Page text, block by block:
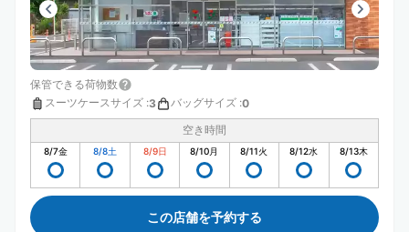
保管できる荷物数
スーツケースサイズ :3 バッグサイズ :0
空き時間
8/7金 8/8土 8/9日 8/10月 8/11火 8/12水 8/13木
この店舗を予約する